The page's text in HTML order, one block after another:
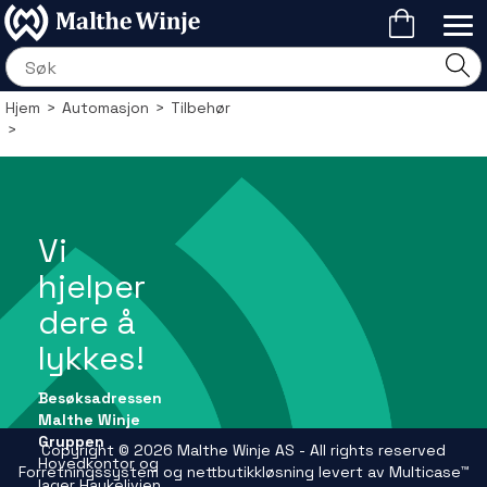
Hjem>Automasjon>Tilbehør
>
Vi
hjelper
dere å
lykkes!
Besøksadressen
Malthe Winje
Gruppen
Hovedkontor og
Copyright © 2026 Malthe Winje AS - All rights reserved
Forretningssystem og nettbutikkløsning levert av Multicase™